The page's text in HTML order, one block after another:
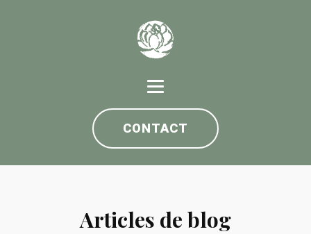
CONTACT
Articles de blog